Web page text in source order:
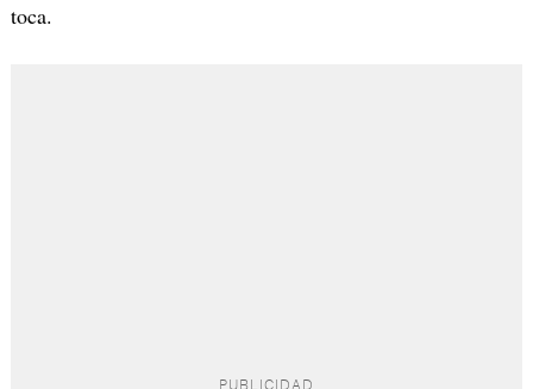
toca.